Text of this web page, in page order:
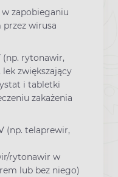
zapobieganiu
wirusa
rytonawir,
zwiększający
i tabletki
zakażenia
(np. telaprewir,
rytonawir w
lub bez niego)